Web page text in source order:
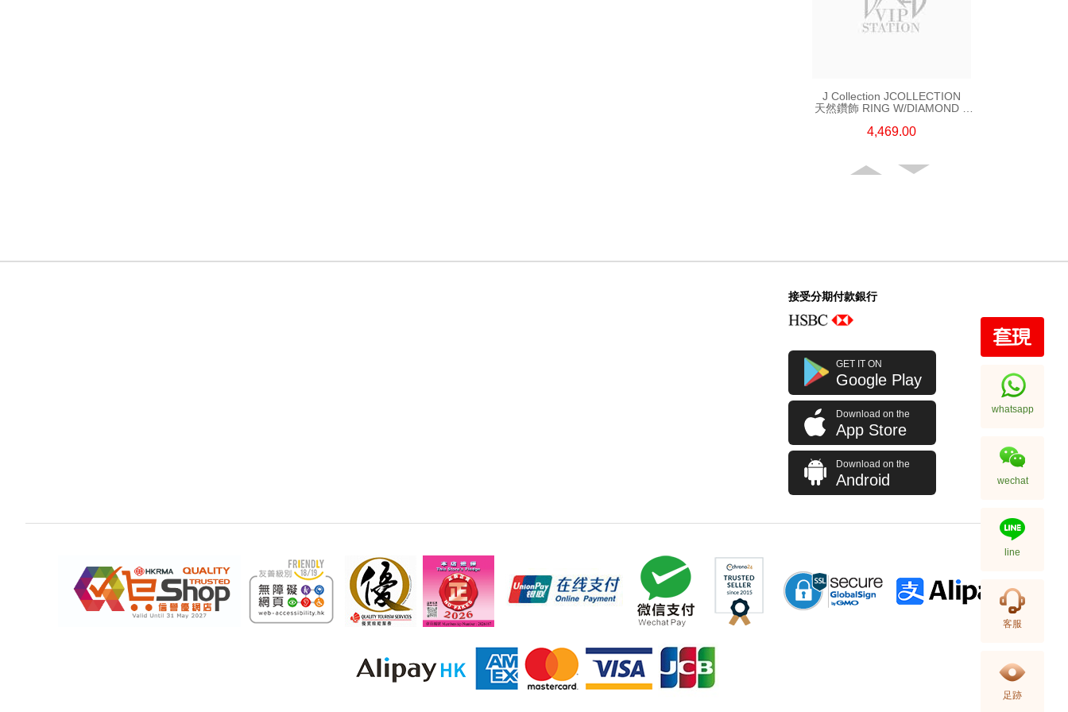
J Collection JCOLLECTION
天然鑽飾 RING W/DIAMOND 5
CT18KR 2.62 GM (EUR 55)
4,469.00
J Collection JCOLLECTION
天然鑽飾 RING W/DIAMOND 70
RDDI 0.63 CT18KW 4.45 GM
(CZ)
7,114.00
接受分期付款銀行
GET IT ON
Google Play
Download on the
App Store
Download on the
Android
whatsapp
wechat
line
客服
足跡